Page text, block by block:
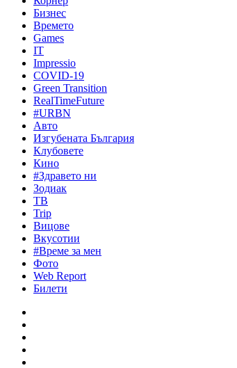
Бизнес
Времето
Games
IT
Impressio
COVID-19
Green Transition
RealTimeFuture
#URBN
Авто
Изгубената България
Клубовете
Кино
#Здравето ни
Зодиак
ТВ
Trip
Вицове
Вкусотии
#Време за мен
Фото
Web Report
Билети